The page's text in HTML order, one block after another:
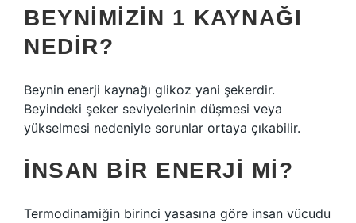
BEYNIMIZIN 1 KAYNAĞI
NEDIR?
Beynin enerji kaynağı glikoz yani şekerdir.
Beyindeki şeker seviyelerinin düşmesi veya
yükselmesi nedeniyle sorunlar ortaya çıkabilir.
İNSAN BIR ENERJI MI?
Termodinamiğin birinci yasasına göre insan vücudu